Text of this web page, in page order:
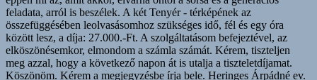
hagyod.
feladata, arról is beszélek. A két Tenyér - térképének az
összefüggésében leolvasásomhoz szükséges idő, fél és egy óra
között lesz, a díja: 27.000.-Ft. A szolgáltatásom befejeztével, az
elköszönésemkor, elmondom a számla számát. Kérem, tiszteljen
meg azzal, hogy a következő napon át is utalja a tiszteletdíjamat.
Köszönöm. Kérem a megjegyzésbe írja bele. Heringes Árpádné ev.